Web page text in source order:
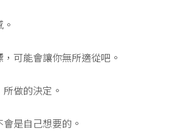
可能會讓你無所適從吧。
做的決定。
是自己想要的。